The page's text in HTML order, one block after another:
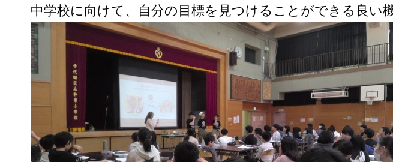
中学校に向けて、自分の目標を見つけることができる良い